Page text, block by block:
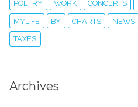
POETRY WORK CONCERTS
MYLIFE BY CHARTS NEWS
TAXES
Archives